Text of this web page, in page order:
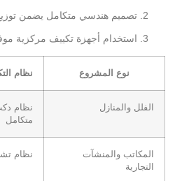
تصميم هندسي متكامل يضمن
استخدام أجهزة تكييف مركزية
نوع المشروع نظام
الفلل والمنازل
نظام
متكامل
المكاتب والمنشآت
التجارية
نظام